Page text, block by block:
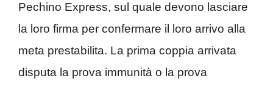
Pechino Express, sul quale devono lasciare
la loro firma per confermare il loro arrivo alla
meta prestabilita. La prima coppia arrivata
disputa la prova immunità o la prova